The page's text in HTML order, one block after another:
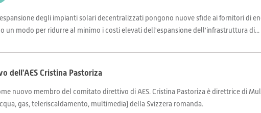
degli impianti solari decentralizzati pongono nuove sfide ai fornitori di
un modo per ridurre al minimo i costi elevati dell'espansione dell'infrastruttura di...
dell'AES Cristina Pastoriza
nuovo membro del comitato direttivo di AES. Cristina Pastoriza è direttrice di
gas, teleriscaldamento, multimedia) della Svizzera romanda.